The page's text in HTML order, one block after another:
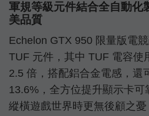
軍規等級元件結合全自動
美品質
Echelon GTX 950 限量版電
TUF 元件，其中 TUF 電容使
2.5 倍，搭配鋁合金電感，還
13.6%，全方位提升顯示卡
縱橫遊戲世界時更無後顧之